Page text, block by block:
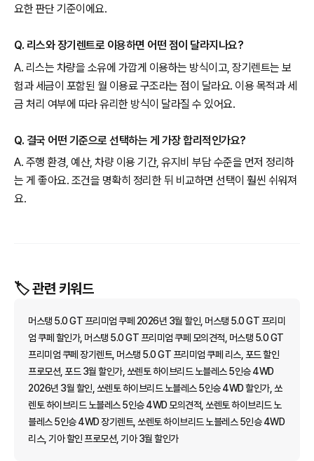
요한 판단 기준이에요.
Q. 리스와 장기렌트로 이용하면 어떤 점이 달라지나요?
A. 리스는 차량을 소유에 가깝게 이용하는 방식이고, 장기렌트는 보
험과 세금이 포함된 월 이용료 구조라는 점이 달라요. 이용 목적과 세
금 처리 여부에 따라 유리한 방식이 달라질 수 있어요.
Q. 결국 어떤 기준으로 선택하는 게 가장 합리적인가요?
A. 주행 환경, 예산, 차량 이용 기간, 유지비 부담 수준을 먼저 정리하
는 게 좋아요. 조건을 명확히 정리한 뒤 비교하면 선택이 훨씬 쉬워져
요.
🏷️ 관련 키워드
머스탱 5.0 GT 프리미엄 쿠페 2026년 3월 할인, 머스탱 5.0 GT 프리미
엄 쿠페 할인가, 머스탱 5.0 GT 프리미엄 쿠페 모의견적, 머스탱 5.0 GT
프리미엄 쿠페 장기렌트, 머스탱 5.0 GT 프리미엄 쿠페 리스, 포드 할인
프로모션, 포드 3월 할인가, 쏘렌토 하이브리드 노블레스 5인승 4WD
2026년 3월 할인, 쏘렌토 하이브리드 노블레스 5인승 4WD 할인가, 쏘
렌토 하이브리드 노블레스 5인승 4WD 모의견적, 쏘렌토 하이브리드 노
블레스 5인승 4WD 장기렌트, 쏘렌토 하이브리드 노블레스 5인승 4WD
리스, 기아 할인 프로모션, 기아 3월 할인가